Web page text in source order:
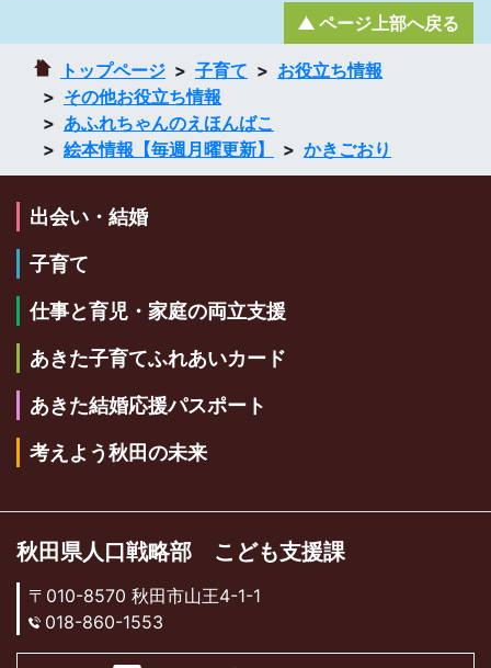
トップページ 子育て
お役立ち情報
その他お役立ち情報
あふれちゃんのえほんばこ
絵本情報【毎週月曜更新】
かきごおり
ページ上部へ戻る
出会い・結婚
子育て
仕事と育児・家庭の両立支援
あきた子育てふれあいカード
あきた結婚応援パスポート
考えよう秋田の未来
秋田県人口戦略部 こども支援課
〒010-8570 秋田市山王4-1-1
018-860-1553